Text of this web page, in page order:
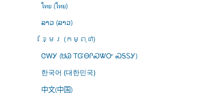
ไทย (ไทย)
ລາວ (ລາວ)
ខ្មែរ (កម្ពុជា)
ᏣᎳᎩ (ᏌᏊ ᎢᏳᎾᎵᏍᏔᏅ ᏍᎦᏚᎩ)
한국어 (대한민국)
中文(中国)